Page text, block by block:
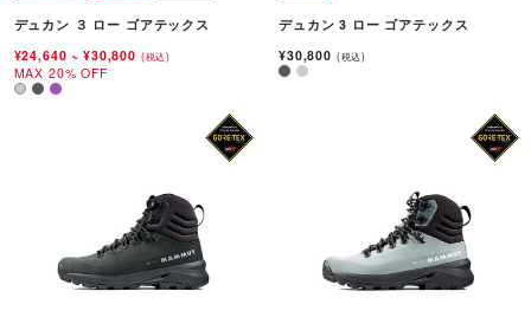
デュカン ３ ロー ゴアテックス
¥24,640~ ¥30,800 (税込)
MAX 20% OFF
デュカン 3 ロー ゴアテックス
¥30,800 (税込)